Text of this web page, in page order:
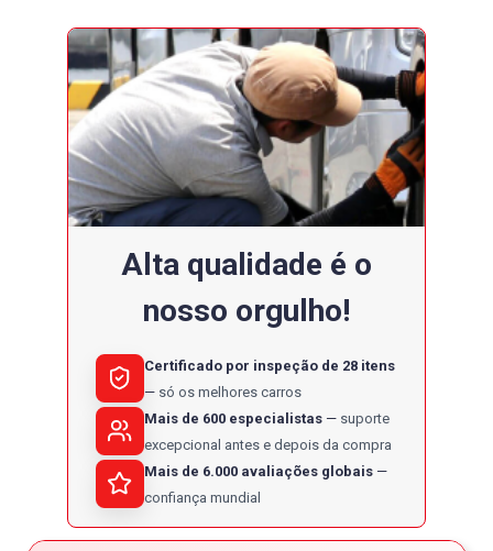
Alta qualidade é o
nosso orgulho!
Certificado por inspeção de 28 itens
só os melhores carros
Mais de 600 especialistas
suporte
excepcional antes e depois da compra
Mais de 6.000 avaliações globais
confiança mundial